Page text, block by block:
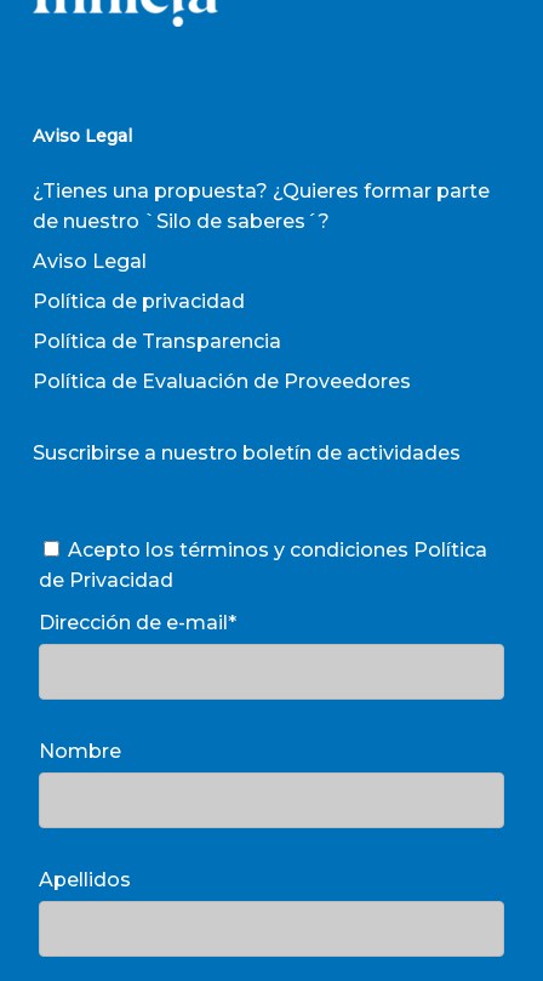
Aviso Legal
¿Tienes una propuesta? ¿Quieres formar parte
de nuestro `Silo de saberes´?
Aviso Legal
Política de privacidad
Política de Transparencia
Política de Evaluación de Proveedores
Suscribirse a nuestro boletín de actividades
Acepto los términos y condiciones Política
de Privacidad
Dirección de e-mail*
Nombre
Apellidos